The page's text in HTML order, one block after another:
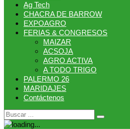
Ag Tech
CHACRA DE BARROW
EXPOAGRO
FERIAS & CONGRESOS
MAIZAR
ACSOJA
AGRO ACTIVA
A TODO TRIGO
PALERMO 26
MARIDAJES
Contáctenos